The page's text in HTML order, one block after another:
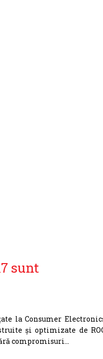
sunt
la Consumer
și optimizate de
compromisuri